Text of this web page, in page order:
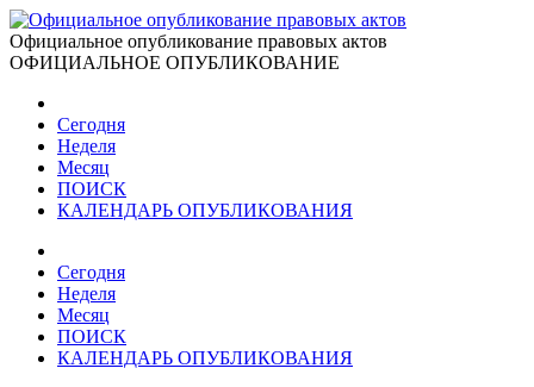
Официальное опубликование правовых актов
ОФИЦИАЛЬНОЕ ОПУБЛИКОВАНИЕ
Сегодня
Неделя
Месяц
ПОИСК
КАЛЕНДАРЬ ОПУБЛИКОВАНИЯ
Сегодня
Неделя
Месяц
ПОИСК
КАЛЕНДАРЬ ОПУБЛИКОВАНИЯ